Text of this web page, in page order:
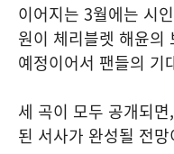
이어지는 3월에는 시
원이 체리블렛 해윤의
예정이어서 팬들의 기
세 곡이 모두 공개되
된 서사가 완성될 전망